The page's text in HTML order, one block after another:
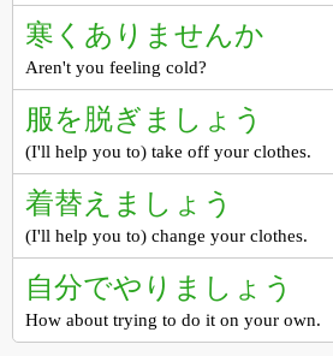
寒くありませんか
Aren't you feeling cold?
服を脱ぎましょう
(I'll help you to) take off your clothes.
着替えましょう
(I'll help you to) change your clothes.
自分でやりましょう
How about trying to do it on your own.